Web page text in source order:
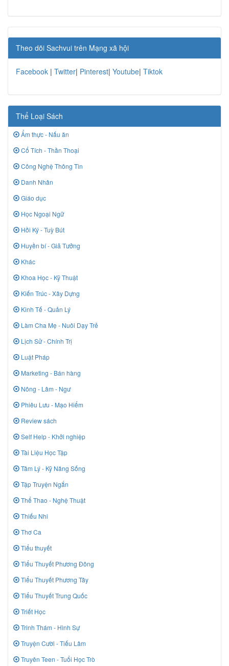
Theo dõi Sachvui trên Mạng xã hội
Facebook | Twitter| Pinterest| Youtube| Tiktok
Thể Loại Sách
Ẩm thực - Nấu ăn
Cổ Tích - Thần Thoại
Công Nghệ Thông Tin
Danh Nhân
Giáo dục
Học Ngoại Ngữ
Hồi Ký - Tuỳ Bút
Huyền bí - Giả Tưởng
Khác
Khoa Học - Kỹ Thuật
Kiến Trúc - Xây Dựng
Kinh Tế - Quản Lý
Làm Cha Mẹ - Nuôi Dạy Trẻ
Lịch Sử - Chính Trị
Luật Pháp
Marketing - Bán hàng
Nông - Lâm - Ngư
Phiêu Lưu - Mạo Hiểm
Review sách
Self Help - Khởi nghiệp
Tài Liệu Học Tập
Tâm Lý - Kỹ Năng Sống
Tập Truyện Ngắn
Thể Thao - Nghệ Thuật
Thiếu Nhi
Thơ Ca
Tiểu thuyết
Tiểu Thuyết Phương Đông
Tiểu Thuyết Phương Tây
Tiểu Thuyết Trung Quốc
Triết Học
Trinh Thám - Hình Sự
Truyện Cười - Tiếu Lâm
Truyên Teen - Tuổi Học Trò